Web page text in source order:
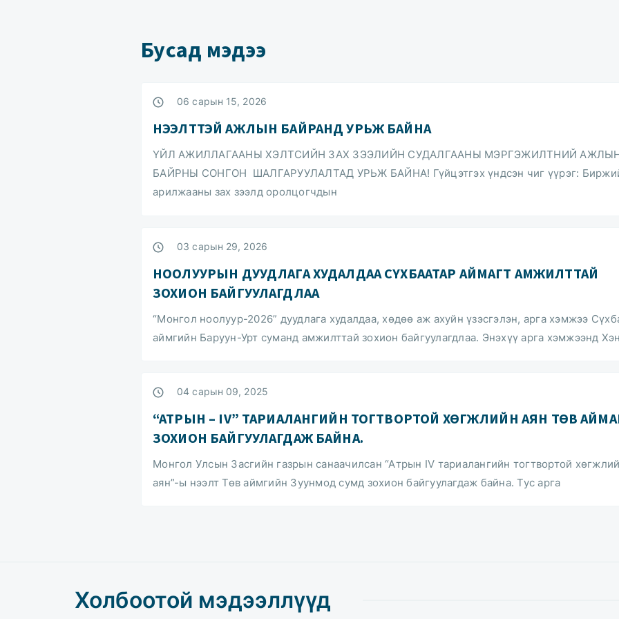
Бусад мэдээ
06 сарын 15, 2026
НЭЭЛТТЭЙ АЖЛЫН БАЙРАНД УРЬЖ БАЙНА
ҮЙЛ АЖИЛЛАГААНЫ ХЭЛТСИЙН ЗАХ ЗЭЭЛИЙН СУДАЛГААНЫ МЭРГЭЖИЛТНИЙ
БАЙРНЫ СОНГОН ШАЛГАРУУЛАЛТАД УРЬЖ БАЙНА! Гүйцэтгэх үндсэн чиг үүрэг:
арилжааны зах зээлд оролцогчдын
03 сарын 29, 2026
НООЛУУРЫН ДУУДЛАГА ХУДАЛДАА СҮХБААТАР АЙМАГТ АМЖИЛТТАЙ
ЗОХИОН БАЙГУУЛАГДЛАА
“Монгол ноолуур-2026” дуудлага худалдаа, хөдөө аж ахуйн үзэсгэлэн, арга хэмжээ
аймгийн Баруун-Урт суманд амжилттай зохион байгуулагдлаа. Энэхүү арга хэмжээнд
04 сарын 09, 2025
“АТРЫН – IV” ТАРИАЛАНГИЙН ТОГТВОРТОЙ ХӨГЖЛИЙН АЯН ТӨВ
ЗОХИОН БАЙГУУЛАГДАЖ БАЙНА.
Монгол Улсын Засгийн газрын санаачилсан “Атрын IV тариалангийн тогтвортой
аян”-ы нээлт Төв аймгийн Зуунмод сумд зохион байгуулагдаж байна. Тус арга
Холбоотой мэдээллүүд